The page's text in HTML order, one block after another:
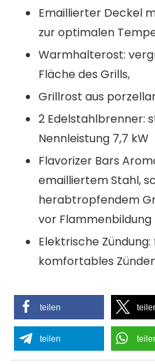
Emaillierter Deckel
zur optimalen
Warmhalterost:
Fläche des Grills,
Grillrost aus
2 Edelstahlbrenner:
Nennleistung 7,7 kW
Flavorizer Bars
emailliertem Stahl,
herabtropfendem
vor Flammenbildung
Elektrische
komfortables
teilen
teilen